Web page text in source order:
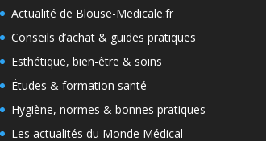
Actualité de Blouse-Medicale.fr
Conseils d’achat & guides pratiques
Esthétique, bien-être & soins
Études & formation santé
Hygiène, normes & bonnes pratiques
Les actualités du Monde Médical